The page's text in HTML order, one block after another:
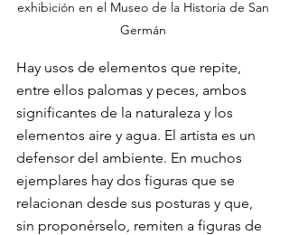
exhibición en el Museo de la Historia de San
Germán
Hay usos de elementos que repite,
entre ellos palomas y peces, ambos
significantes de la naturaleza y los
elementos aire y agua. El artista es un
defensor del ambiente. En muchos
ejemplares hay dos figuras que se
relacionan desde sus posturas y que,
sin proponérselo, remiten a figuras de